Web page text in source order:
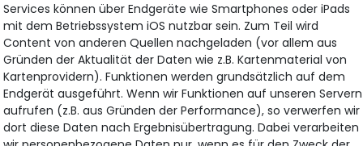
Services können über Endgeräte wie Smartphones oder iPads
mit dem Betriebssystem iOS nutzbar sein. Zum Teil wird
Content von anderen Quellen nachgeladen (vor allem aus
Gründen der Aktualität der Daten wie z.B. Kartenmaterial von
Kartenprovidern). Funktionen werden grundsätzlich auf dem
Endgerät ausgeführt. Wenn wir Funktionen auf unseren Servern
aufrufen (z.B. aus Gründen der Performance), so verwerfen wir
dort diese Daten nach Ergebnisübertragung. Dabei verarbeiten